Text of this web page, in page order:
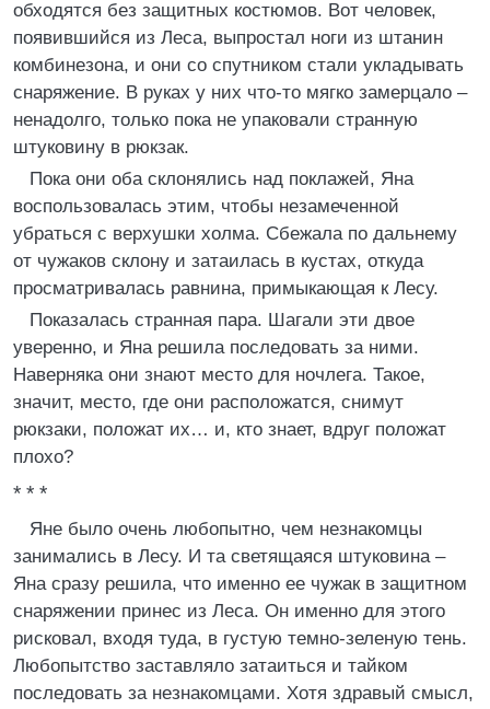
обходятся без защитных костюмов. Вот человек,
появившийся из Леса, выпростал ноги из штанин
комбинезона, и они со спутником стали укладывать
снаряжение. В руках у них что-то мягко замерцало –
ненадолго, только пока не упаковали странную
штуковину в рюкзак.
Пока они оба склонялись над поклажей, Яна
воспользовалась этим, чтобы незамеченной
убраться с верхушки холма. Сбежала по дальнему
от чужаков склону и затаилась в кустах, откуда
просматривалась равнина, примыкающая к Лесу.
Показалась странная пара. Шагали эти двое
уверенно, и Яна решила последовать за ними.
Наверняка они знают место для ночлега. Такое,
значит, место, где они расположатся, снимут
рюкзаки, положат их… и, кто знает, вдруг положат
плохо?
* * *
Яне было очень любопытно, чем незнакомцы
занимались в Лесу. И та светящаяся штуковина –
Яна сразу решила, что именно ее чужак в защитном
снаряжении принес из Леса. Он именно для этого
рисковал, входя туда, в густую темно-зеленую тень.
Любопытство заставляло затаиться и тайком
последовать за незнакомцами. Хотя здравый смысл,